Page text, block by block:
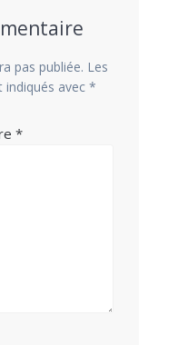
pas publiée. Les
avec *
*